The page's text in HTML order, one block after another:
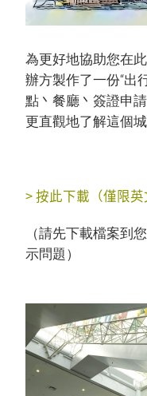
為更好地協助您在
辦方製作了一份“出
點丶餐廳丶簽證申
更直觀地了解這個
> 按此下載 （僅限英
（請先下載檔案到
示問題）